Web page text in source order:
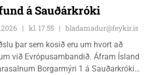
á Sauðárkróki
kl. 17.55
bladamadur@feykir.is
þar sem kosið eru um hvort að
við Evrópusambandið. Áfram Ísland
Borgarmýri 1 á Sauðarkróki,